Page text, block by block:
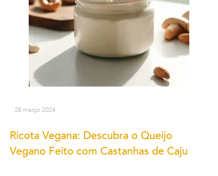
28 março 2024
Ricota Vegana: Descubra o Queijo
Vegano Feito com Castanhas de Caju